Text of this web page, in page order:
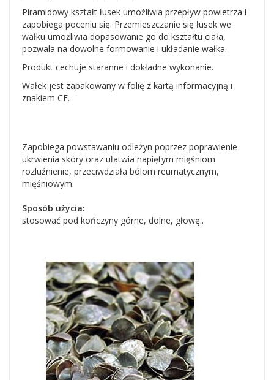
Piramidowy kształt łusek umożliwia przepływ powietrza i
zapobiega poceniu się. Przemieszczanie się łusek we
wałku umożliwia dopasowanie go do kształtu ciała,
pozwala na dowolne formowanie i układanie wałka.
Produkt cechuje staranne i dokładne wykonanie.
Wałek jest zapakowany w folię z kartą informacyjną i
znakiem CE.
Zapobiega powstawaniu odleżyn poprzez poprawienie
ukrwienia skóry oraz ułatwia napiętym mięśniom
rozluźnienie, przeciwdziała bólom reumatycznym,
mięśniowym.
Sposób użycia:
stosować pod kończyny górne, dolne, głowę..